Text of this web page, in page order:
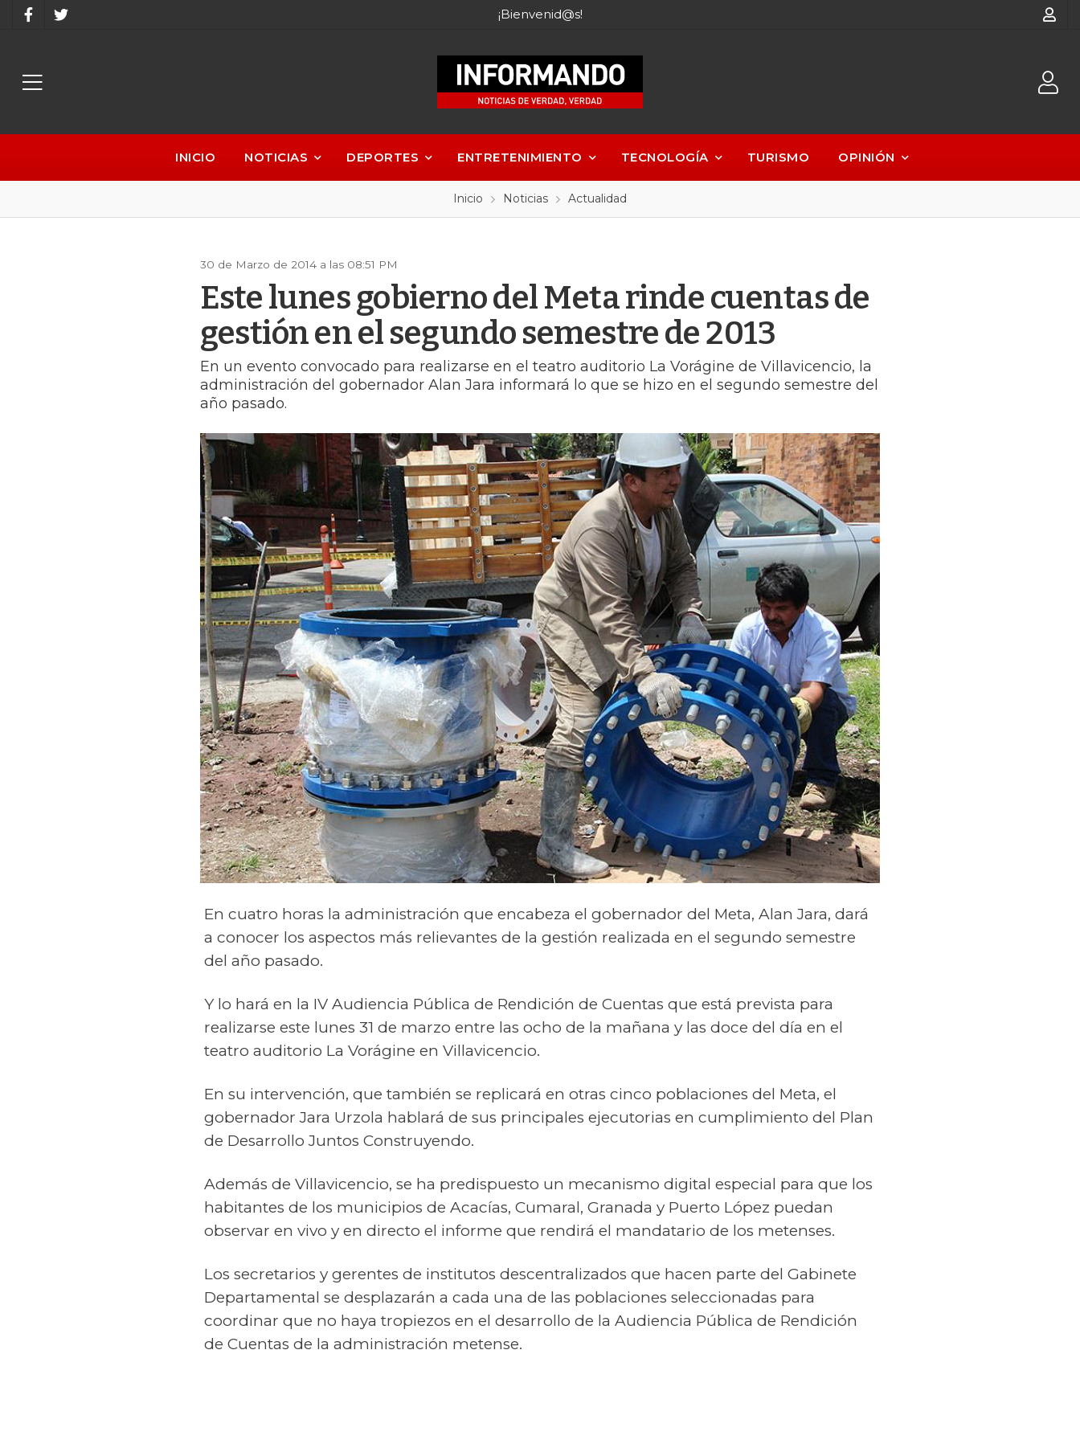
¡Bienvenid@s!
INICIO NOTICIAS DEPORTES ENTRETENIMIENTO TECNOLOGÍA TURISMO OPINIÓN
Inicio Noticias Actualidad
30 de Marzo de 2014 a las 08:51 PM
Este lunes gobierno del Meta rinde cuentas de
gestión en el segundo semestre de 2013
En un evento convocado para realizarse en el teatro auditorio La Vorágine de Villavicencio, la
administración del gobernador Alan Jara informará lo que se hizo en el segundo semestre del
año pasado.
En cuatro horas la administración que encabeza el gobernador del Meta, Alan Jara, dará
a conocer los aspectos más relievantes de la gestión realizada en el segundo semestre
del año pasado.
Y lo hará en la IV Audiencia Pública de Rendición de Cuentas que está prevista para
realizarse este lunes 31 de marzo entre las ocho de la mañana y las doce del día en el
teatro auditorio La Vorágine en Villavicencio.
En su intervención, que también se replicará en otras cinco poblaciones del Meta, el
gobernador Jara Urzola hablará de sus principales ejecutorias en cumplimiento del Plan
de Desarrollo Juntos Construyendo.
Además de Villavicencio, se ha predispuesto un mecanismo digital especial para que los
habitantes de los municipios de Acacías, Cumaral, Granada y Puerto López puedan
observar en vivo y en directo el informe que rendirá el mandatario de los metenses.
Los secretarios y gerentes de institutos descentralizados que hacen parte del Gabinete
Departamental se desplazarán a cada una de las poblaciones seleccionadas para
coordinar que no haya tropiezos en el desarrollo de la Audiencia Pública de Rendición
de Cuentas de la administración metense.